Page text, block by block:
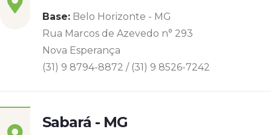
Base: Belo Horizonte - MG
Rua Marcos de Azevedo n° 293
Nova Esperança
(31) 9 8794-8872 / (31) 9 8526-7242
Sabará - MG